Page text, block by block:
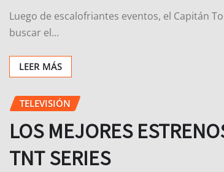
Luego de escalofriantes eventos, el Capitán
buscar el…
LEER MÁS
TELEVISIÓN
LOS MEJORES
TNT SERIES